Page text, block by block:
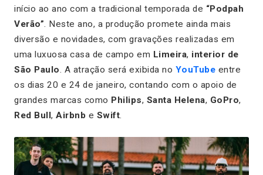
início ao ano com a tradicional temporada de “Podpah
Verão”. Neste ano, a produção promete ainda mais
diversão e novidades, com gravações realizadas em
uma luxuosa casa de campo em Limeira, interior de
São Paulo. A atração será exibida no YouTube entre
os dias 20 e 24 de janeiro, contando com o apoio de
grandes marcas como Philips, Santa Helena, GoPro,
Red Bull, Airbnb e Swift.